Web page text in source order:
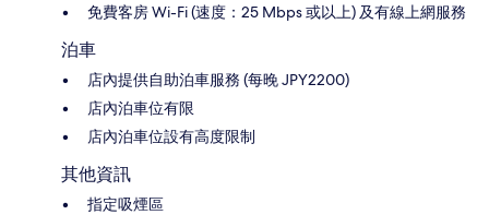
免費客房 Wi-Fi (速度：25 Mbps 或以上) 及有線上網服務
泊車
店內提供自助泊車服務 (每晚 JPY2200)
店內泊車位有限
店內泊車位設有高度限制
其他資訊
指定吸煙區